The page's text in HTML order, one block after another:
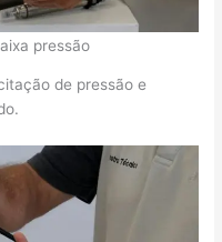
pressão
de pressão e